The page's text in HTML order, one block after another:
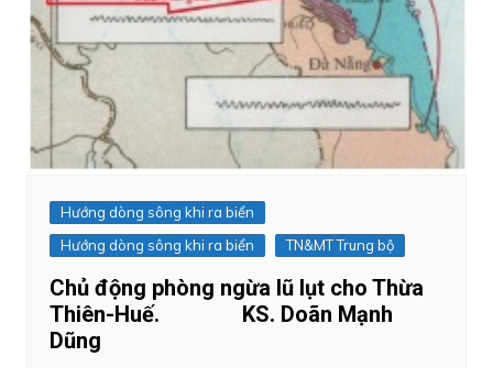
Hướng dòng sông khi ra biển
Hướng dòng sông khi ra biển
TN&MT Trung bộ
Chủ động phòng ngừa lũ lụt cho Thừa
Thiên-Huế. KS. Doãn Mạnh
Dũng